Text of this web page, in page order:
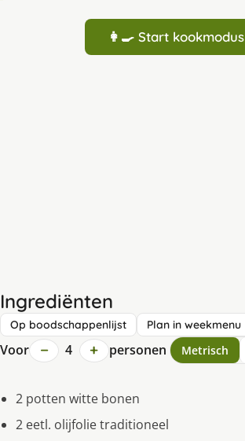
👩‍🍳 Start kookmodus
Ingrediënten
Op boodschappenlijst Plan in weekmenu
Voor − 4 + personen Metrisch
2 potten witte bonen
2 eetl. olijfolie traditioneel